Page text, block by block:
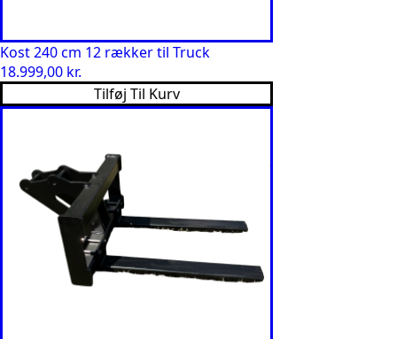
Kost 240 cm 12 rækker til Truck
18.999,00 kr.
Tilføj Til Kurv